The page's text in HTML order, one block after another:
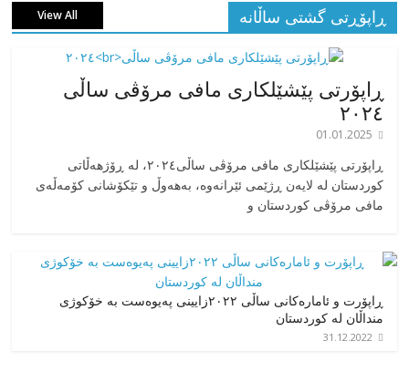
ڕاپۆڕتی گشتی ساڵانه View All
ڕاپۆرتی پێشێلکاری مافی مرۆڤی ساڵی
٢٠٢٤
01.01.2025
‎ڕاپۆرتی پێشێلکاری مافی مرۆڤی ساڵی٢٠٢٤، له ڕۆژهەڵاتی
کوردستان له لایەن ڕژێمی ئێرانەوە، بە‎هەوڵ و تێکۆشانی کۆمەڵەی
مافی مرۆڤی کوردستان و
ڕاپۆرت و ئامارەکانی ساڵی ٢٠٢٢زایینی پەیوەست بە خۆکوژی
منداڵان لە کوردستان
31.12.2022